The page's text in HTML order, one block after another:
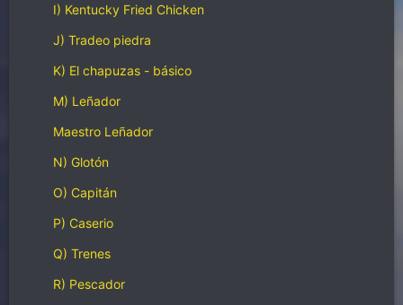
I) Kentucky Fried Chicken
J) Tradeo piedra
K) El chapuzas - básico
M) Leñador
Maestro Leñador
N) Glotón
O) Capitán
P) Caserio
Q) Trenes
R) Pescador